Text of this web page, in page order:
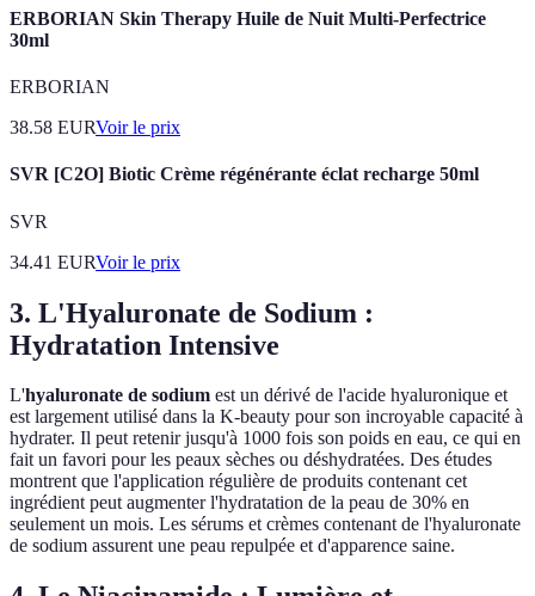
ERBORIAN Skin Therapy Huile de Nuit Multi-Perfectrice
30ml
ERBORIAN
38.58 EURVoir le prix
SVR [C2O] Biotic Crème régénérante éclat recharge 50ml
SVR
34.41 EURVoir le prix
3. L'Hyaluronate de Sodium :
Hydratation Intensive
L'hyaluronate de sodium est un dérivé de l'acide hyaluronique et
est largement utilisé dans la K-beauty pour son incroyable capacité à
hydrater. Il peut retenir jusqu'à 1000 fois son poids en eau, ce qui en
fait un favori pour les peaux sèches ou déshydratées. Des études
montrent que l'application régulière de produits contenant cet
ingrédient peut augmenter l'hydratation de la peau de 30% en
seulement un mois. Les sérums et crèmes contenant de l'hyaluronate
de sodium assurent une peau repulpée et d'apparence saine.